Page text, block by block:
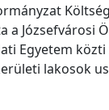
a Józsefvárosi
Egyetem
lakosok